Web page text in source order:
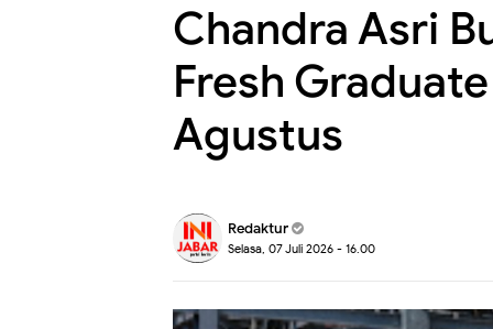
Chandra Asri
Fresh
Agustus
Redaktur
Selasa, 07 Juli 2026 - 16.00